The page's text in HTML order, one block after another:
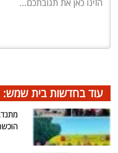
עוד בחדשות בית שמש: